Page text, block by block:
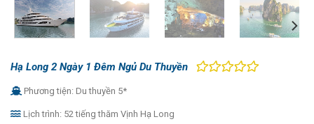
Hạ Long 2 Ngày 1 Đêm Ngủ Du Thuyền
Phương tiện: Du thuyền 5*
Lịch trình: 52 tiếng thăm Vịnh Hạ Long